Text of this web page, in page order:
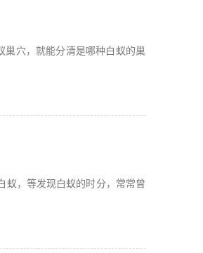
巢穴，就能分清是哪种白蚁的巢
蚁，等发现白蚁的时分，常常曾